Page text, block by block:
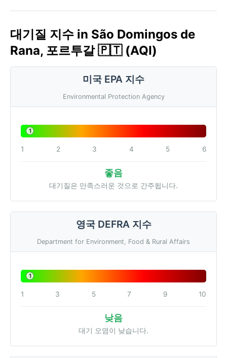
대기질 지수 in São Domingos de
Rana, 포르투갈 🇵🇹 (AQI)
미국 EPA 지수
Environmental Protection Agency
1
1 2 3 4 5 6
좋음
대기질은 만족스러운 것으로 간주됩니다.
영국 DEFRA 지수
Department for Environment, Food & Rural Affairs
1
1 3 5 7 9 10
낮음
대기 오염이 낮습니다.